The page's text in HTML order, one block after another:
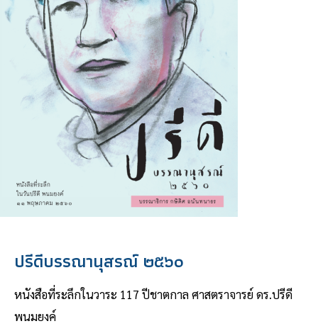
ปรีดีบรรณานุสรณ์ ๒๕๖๐
หนังสือที่ระลึกในวาระ 117 ปีชาตกาล ศาสตราจารย์ ดร.ปรีดี
พนมยงค์